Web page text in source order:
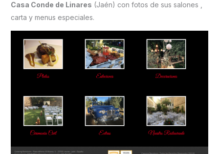
Casa Conde de Linares (Jaén) con fotos de sus salones ,
carta y menus especiales.